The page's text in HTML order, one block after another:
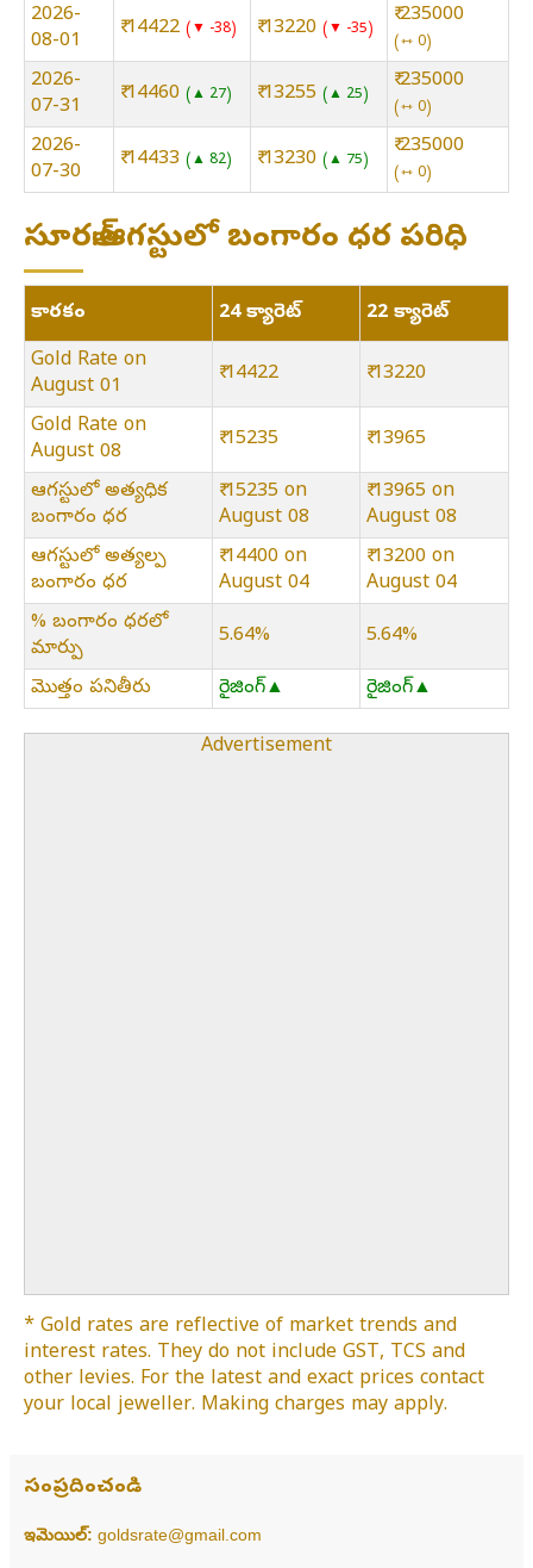
2026-
08-01
₹ 14422 ▼ -38 ₹ 13220 ▼ -35
₹ 235000
⇿ 0
2026-
07-31
₹ 14460 ▲ 27 ₹ 13255 ▲ 25
₹ 235000
⇿ 0
2026-
07-30
₹ 14433 ▲ 82 ₹ 13230 ▲ 75
₹ 235000
⇿ 0
సూరత్:ఆగస్టులో బంగారం ధర పరిధి
కారకం 24 క్యారెట్
22 క్యారెట్
Gold Rate on
August 01
₹ 14422
₹ 13220
Gold Rate on
August 08
₹ 15235
₹ 13965
ఆగస్టులో అత్యధిక
బంగారం ధర
₹ 15235 on
August 08
₹ 13965 on
August 08
ఆగస్టులో అత్యల్ప
బంగారం ధర
₹ 14400 on
August 04
₹ 13200 on
August 04
% బంగారం ధరలో
మార్పు
5.64%
5.64%
మొత్తం పనితీరు
రైజింగ్▲ రైజింగ్▲
Advertisement
* Gold rates are reflective of market trends and
interest rates. They do not include GST, TCS and
other levies. For the latest and exact prices contact
your local jeweller. Making charges may apply.
సంప్రదించండి
ఇమెయిల్: goldsrate@gmail.com